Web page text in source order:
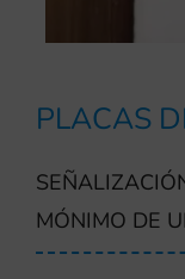
PLACAS
MÓNIMO DE